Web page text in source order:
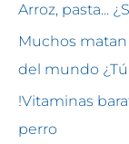
Arroz, pasta...
Muchos
del mundo
!Vitaminas
perro